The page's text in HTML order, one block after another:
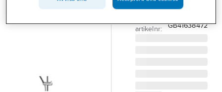
Lev.
artikelnr:
GB41638472